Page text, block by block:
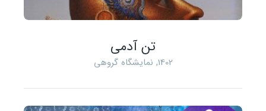
تن آدمی
1402
, نمایشگاه گروهی